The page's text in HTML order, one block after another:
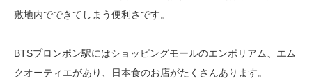
敷地内でできてしまう便利さです。
BTSプロンポン駅にはショッピングモールのエンポリアム、エム
クオーティエがあり、日本食のお店がたくさんあります。